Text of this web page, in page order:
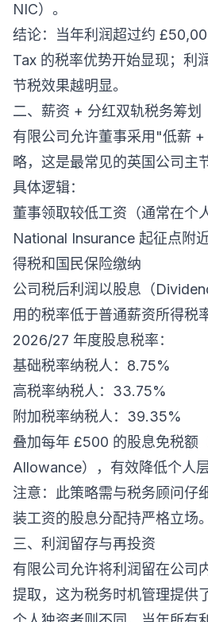
NIC）。
结论：当年利润超过约
Tax 的税率优势开始显现；利
节税效果越明显。
二、薪资 + 分红双轨税务筹划
有限公司允许董事采用"低薪
略，这是最常见的英国公司主
具体逻辑：
董事领取较低工资（通常在个
National Insurance 起征点附
得税和国民保险缴纳
公司税后利润以股息（
用的税率低于普通薪资所得税
2026/27 年度股息税率：
基础税率纳税人：8.75%
高税率纳税人：33.75%
附加税率纳税人：39.35%
叠加每年 £500 的股息免税额
Allowance），有效降低个人层
注意：此策略需与税务顾问仔
装工资的股息分配持严格立场。
三、利润留存与再投资
有限公司允许将利润留在公司
提取，这为税务时机管理提供